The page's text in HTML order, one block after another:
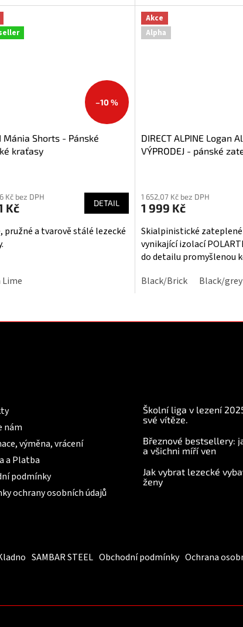
–10 %
Mánia Shorts - Pánské
kraťasy
Kč bez DPH
Kč DETAIL
pružné a tvarově stálé lezecké
Lime
Akce
Alpha
DIRECT ALPINE Logan
VÝPRODEJ - pánské
produktu
je
3,3
z
5
1 652,07 Kč bez DPH
1 999 Kč
Skialpinistické
vynikající izolací
do detailu promyšlenou
Black/Brick
Black/grey
v
r
y
p
nám
výměna, vrácení
a Platba
podmínky
ochrany osobních údajů
Školní liga v lezení
své vítěze.
Březnové bestsellery:
a všichni míří ven
Jak vybrat lezecké
ženy
SAMBAR STEEL Obchodní podmínky Ochrana